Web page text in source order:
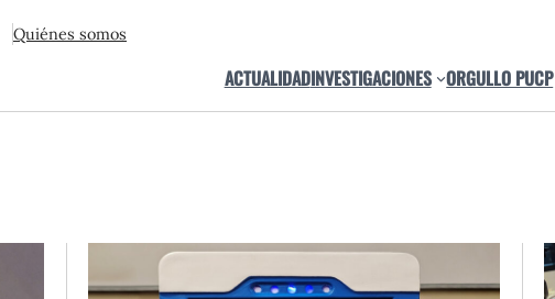
Quiénes somos
ACTUALIDADINVESTIGACIONES ORGULLO PUCP